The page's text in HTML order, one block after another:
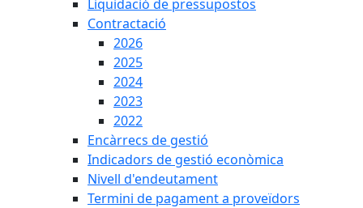
Liquidació de pressupostos
Contractació
2026
2025
2024
2023
2022
Encàrrecs de gestió
Indicadors de gestió econòmica
Nivell d'endeutament
Termini de pagament a proveïdors